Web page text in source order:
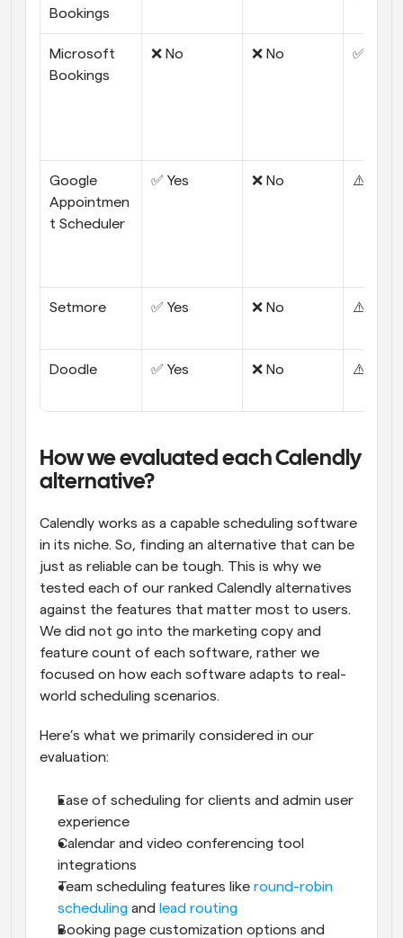
Bookings
Microsoft
Bookings
❌ No ❌ No ✅
Google
Appointmen
t Scheduler
✅ Yes ❌ No ⚠️
Setmore ✅ Yes ❌ No ⚠️
Doodle ✅ Yes ❌ No ⚠️
How we evaluated each Calendly
alternative?
Calendly works as a capable scheduling software
in its niche. So, finding an alternative that can be
just as reliable can be tough. This is why we
tested each of our ranked Calendly alternatives
against the features that matter most to users.
We did not go into the marketing copy and
feature count of each software, rather we
focused on how each software adapts to real-
world scheduling scenarios.
Here’s what we primarily considered in our
evaluation:
Ease of scheduling for clients and admin user
experience
Calendar and video conferencing tool
integrations
Team scheduling features like round-robin
scheduling and lead routing
Booking page customization options and